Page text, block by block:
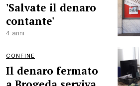
'Salvate il denaro
contante'
4 anni
CONFINE
Il denaro fermato